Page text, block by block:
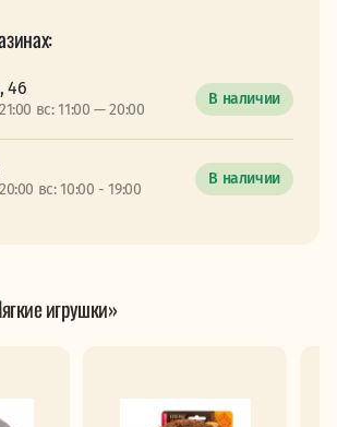
46
вс: 11:00 — 20:00
В наличии
вс: 10:00 - 19:00
В наличии
игрушки»